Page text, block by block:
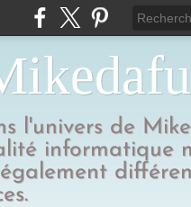
l'univers de
informatique